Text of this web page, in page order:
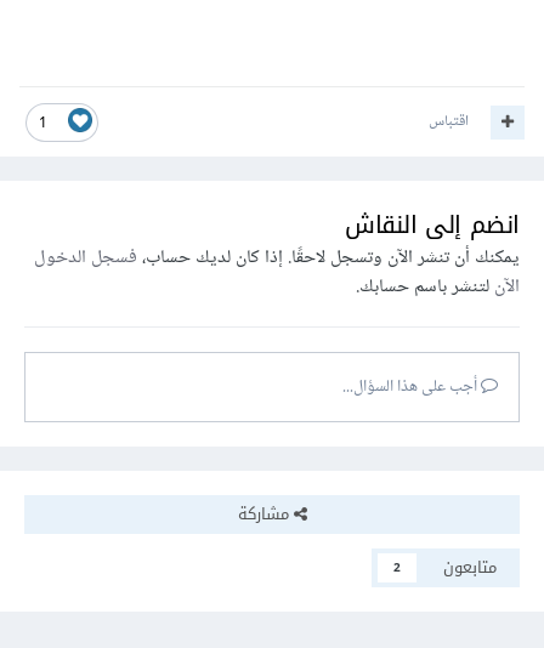
1 اقتباس
انضم إلى النقاش
يمكنك أن تنشر الآن وتسجل لاحقًا. إذا كان لديك حساب،فسجل الدخول
الآنلتنشر باسم حسابك.
أجب على هذا السؤال...
مشاركة
متابعون
2